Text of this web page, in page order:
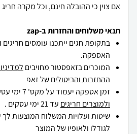
אם צוין כי ההובלה חינם, וכל מקרה חריג
תנאי משלוחים והחזרות ב-zap
בתקופת חגים ייתכנו עומסים חריגים
האספקה.
המוכרים בזאפסטור מחויבים
ההחזרות והביטוליםשל זאפ
זמן אספקה יעמוד על מקס' 7 ימי עסקים מיום הזמנה,
ולמוצרים חריגים עד 21 ימי עסקים .
שיטות ועלויות המשלוח המוצעות
לגודלו ולאופיו של המוצר